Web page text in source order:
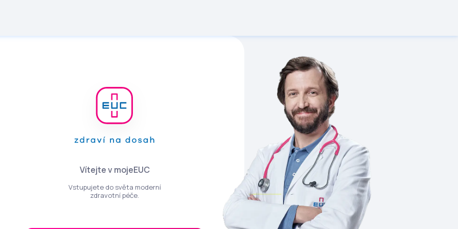
Vítejte v mojeEUC
Vstupujete do světa moderní
zdravotní péče.